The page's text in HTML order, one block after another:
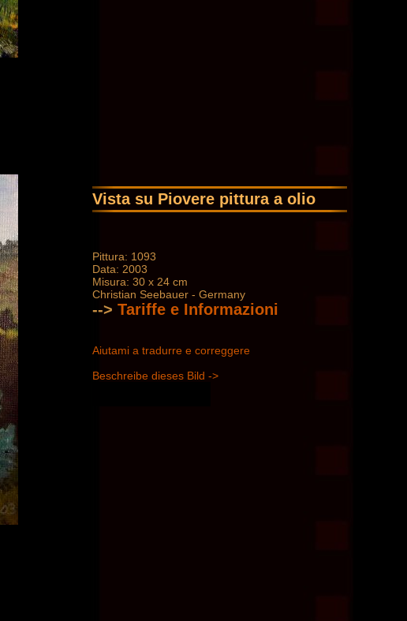
Vista su Piovere pittura a olio
Pittura: 1093
Data: 2003
Misura: 30 x 24 cm
Christian Seebauer - Germany
--> Tariffe e Informazioni
Aiutami a tradurre e correggere
Beschreibe dieses Bild ->